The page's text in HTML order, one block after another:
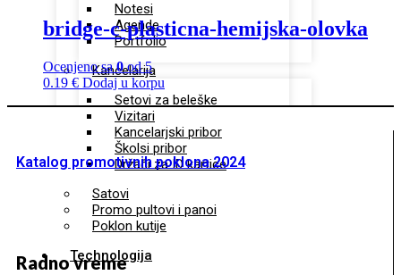
Notesi
Agende
Portfolio
Kancelarija
Setovi za beleške
Vizitari
Kancelarjski pribor
Školsi pribor
Držači za ID kartice
Satovi
Promo pultovi i panoi
Poklon kutije
Technologija
bridge-c-plasticna-hemijska-olovka
Ocenjeno sa0od 5
0.19 € Dodaj u korpu
Katalog promotivnih poklona 2024
Radno vreme